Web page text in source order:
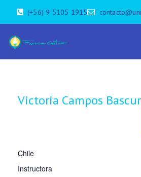
(+56) 9 5105 1915
Victoria Campos Bascur
Chile
Instructora